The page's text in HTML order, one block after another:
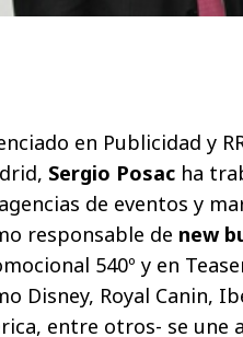
en Publicidad y
Sergio Posac ha
de eventos y
responsable de new
540º y en
Disney, Royal Canin,
entre otros- se une